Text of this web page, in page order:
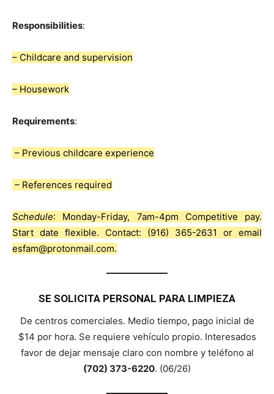
Responsibilities:
– Childcare and supervision
– Housework
Requirements:
– Previous childcare experience
– References required
Schedule: Monday-Friday, 7am-4pm Competitive pay.
Start date flexible. Contact: (916) 365-2631 or email
esfam@protonmail.com.
SE SOLICITA PERSONAL PARA LIMPIEZA
De centros comerciales. Medio tiempo, pago inicial de
$14 por hora. Se requiere vehículo propio. Interesados
favor de dejar mensaje claro con nombre y teléfono al
(702) 373-6220. (06/26)